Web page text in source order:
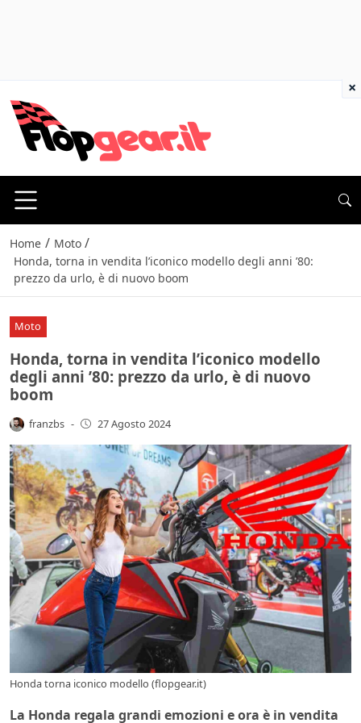
Home / Moto /
Honda, torna in vendita l’iconico modello degli anni ’80:
prezzo da urlo, è di nuovo boom
Moto
Honda, torna in vendita l’iconico modello
degli anni ’80: prezzo da urlo, è di nuovo
boom
franzbs - 27 Agosto 2024
Honda torna iconico modello (flopgear.it)
La Honda regala grandi emozioni e ora è in vendita
×